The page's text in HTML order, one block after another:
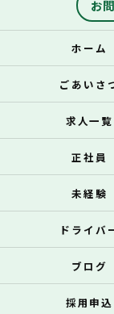
お
ホーム
ごあいさ
求人一覧
正社員
未経験
ドライバ
ブログ
採用申込